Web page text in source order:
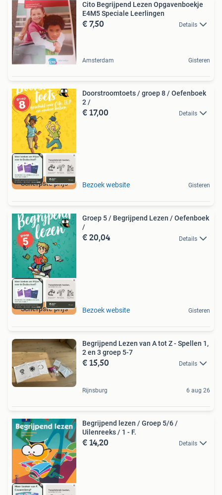
Cito Begrijpend Lezen Opgavenboekje
E4M5 Speciale Leerlingen
€ 7,50 Details
Amsterdam Gisteren
Scherpste prijs
Doorstroomtoets / groep 8 / Oefenboek
2 /
€ 17,00 Details
Bezoek website Gisteren
Scherpste prijs
Groep 5 / Begrijpend Lezen / Oefenboek
/
€ 20,04 Details
Bezoek website Gisteren
Begrijpend Lezen van A tot Z - Spellen 1,
2 en 3 groep 5-7
€ 15,50 Details
Rijnsburg 6 aug 26
Begrijpend lezen / Groep 5/6 /
Uilenreeks / 1 - F.
€ 14,20 Details